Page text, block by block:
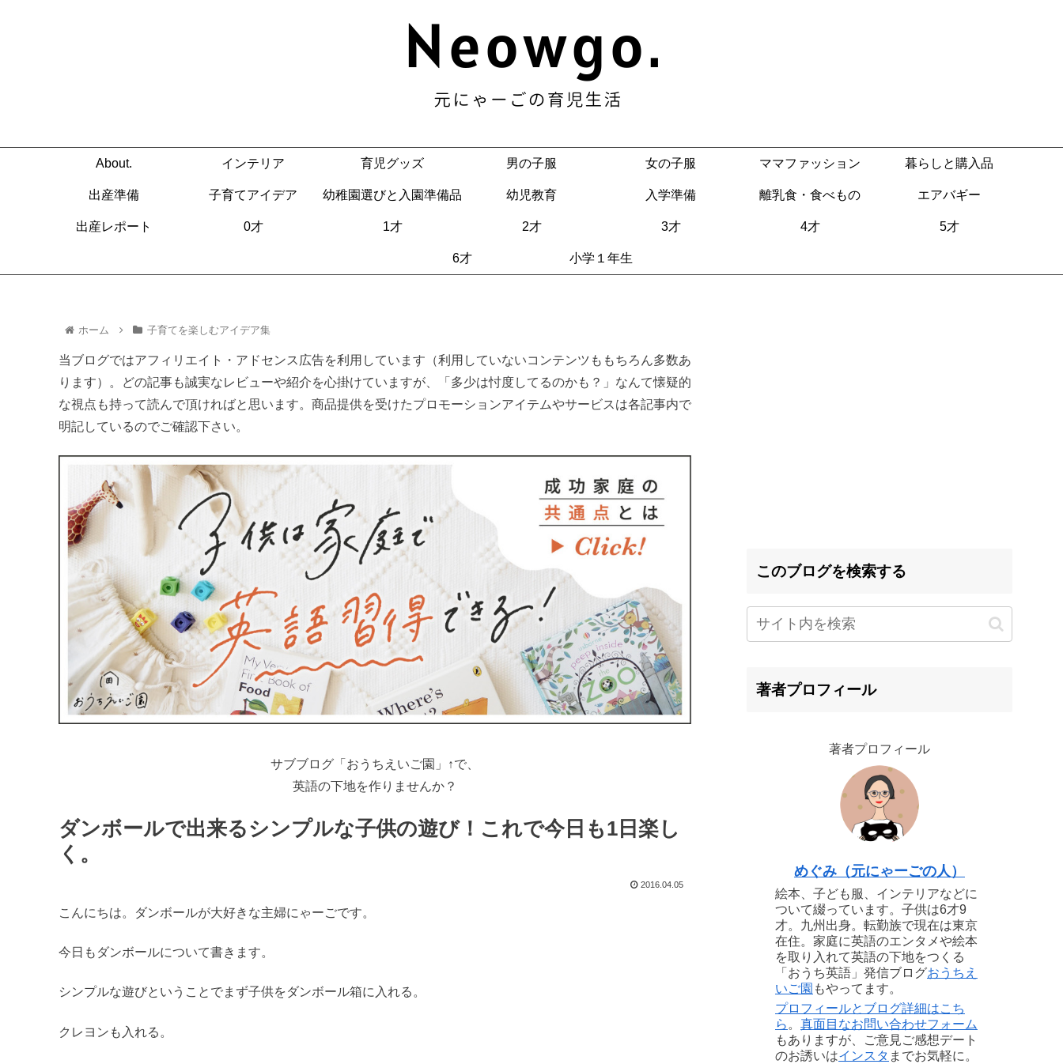
About. インテリア 育児グッズ 男の子服 女の子服 ママファッション 暮らしと購入品
出産準備 子育てアイデア 幼稚園選びと入園準備品 幼児教育 入学準備 離乳食・食べもの エアバギー
出産レポート 0才 1才 2才 3才 4才 5才
6才 小学１年生
ホーム 子育てを楽しむアイデア集
当ブログではアフィリエイト・アドセンス広告を利用しています（利用していないコンテンツももちろん多数あ
ります）。どの記事も誠実なレビューや紹介を心掛けていますが、「多少は忖度してるのかも？」なんて懐疑的
な視点も持って読んで頂ければと思います。商品提供を受けたプロモーションアイテムやサービスは各記事内で
明記しているのでご確認下さい。
サブブログ「おうちえいご園」↑で、
英語の下地を作りませんか？
ダンボールで出来るシンプルな子供の遊び！これで今日も1日楽し
く。
2016.04.05
こんにちは。ダンボールが大好きな主婦にゃーごです。
今日もダンボールについて書きます。
シンプルな遊びということでまず子供をダンボール箱に入れる。
クレヨンも入れる。
このブログを検索する
著者プロフィール
著者プロフィール
めぐみ（元にゃーごの人）
絵本、子ども服、インテリアなどに
ついて綴っています。子供は6才9
才。九州出身。転勤族で現在は東京
在住。家庭に英語のエンタメや絵本
を取り入れて英語の下地をつくる
「おうち英語」発信ブログおうちえ
いご園 もやってます。
プロフィールとブログ詳細はこち
ら 。 真面目なお問い合わせフォーム
もありますが、ご意見ご感想デート
のお誘いはインスタ までお気軽に。